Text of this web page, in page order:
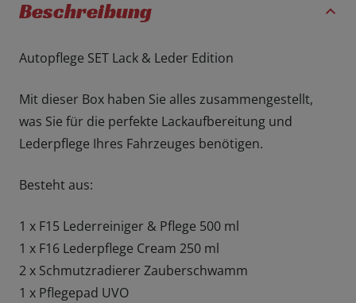
Care
|
&
Leder
Special
Menge
Beschreibung
Autopflege SET Lack & Leder Edition
Mit dieser Box haben Sie alles zusammengestellt,
was Sie für die perfekte Lackaufbereitung und
Lederpflege Ihres Fahrzeuges benötigen.
Besteht aus:
1 x F15 Lederreiniger & Pflege 500 ml
1 x F16 Lederpflege Cream 250 ml
2 x Schmutzradierer Zauberschwamm
1 x Pflegepad UVO